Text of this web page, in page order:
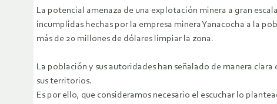
La potencial amenaza de una explotación minera a gran
incumplidas hechas por la empresa minera Yanacocha a la
más de 20 millones de dólares limpiar la zona.
La población y sus autoridades han señalado de manera
sus territorios.
Es por ello, que consideramos necesario el escuchar lo